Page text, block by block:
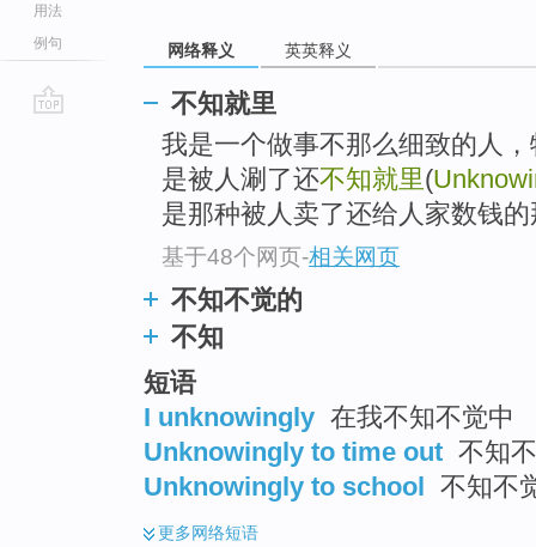
用法
例句
网络释义 英英释义
不知就里
我是一个做事不那么细致的人
是被人涮了还不知就里(
是那种被人卖了还给人家数钱
基于48个网页-相关网页
不知不觉的
不知
短语
I unknowingly 在我不知不觉中
Unknowingly to time out 不知
Unknowingly to school
不知不
更多网络短语